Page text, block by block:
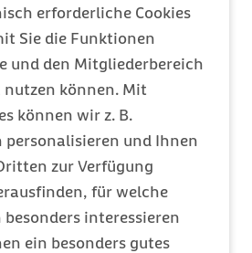
erforderliche Cookies
Sie die Funktionen
und den Mitgliederbereich
nutzen können. Mit
können wir z. B.
personalisieren und Ihnen
zur Verfügung
für welche
interessieren
ein besonders gutes
des
des Deutschen
Regelungen zum
(PpSG) gestern
worden. Im Fokus stand
der
aus dem DRG--Diagnosis
Diese sieht auch die